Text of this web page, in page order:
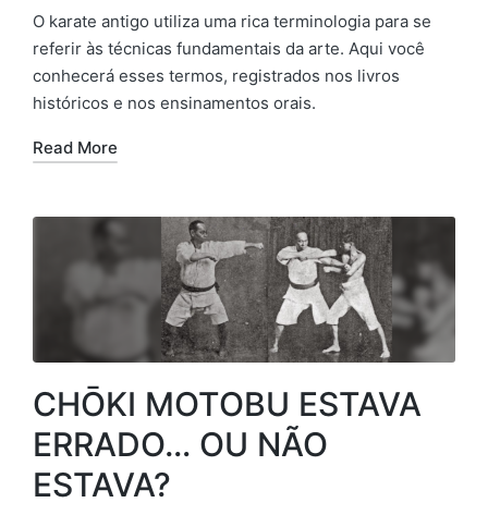
O karate antigo utiliza uma rica terminologia para se
referir às técnicas fundamentais da arte. Aqui você
conhecerá esses termos, registrados nos livros
históricos e nos ensinamentos orais.
Read More
CHŌKI MOTOBU ESTAVA
ERRADO… OU NÃO
ESTAVA?